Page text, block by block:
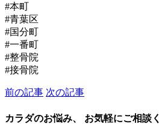
#本町
#青葉区
#国分町
#一番町
#整骨院
#接骨院
前の記事 次の記事
カラダのお悩み、 お気軽にご相談